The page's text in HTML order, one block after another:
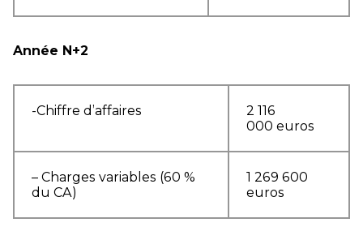
Année N+2
-Chiffre d’affaires
2 116
000 euros
– Charges variables (60 %
du CA)
1 269 600
euros